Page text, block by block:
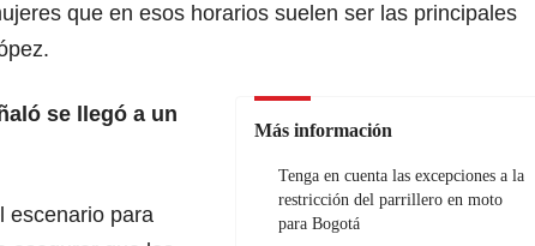
que en esos horarios suelen ser las principales
Más información
Tenga en cuenta las excepciones a la
restricción del parrillero en moto
para Bogotá
se llegó a un
escenario para